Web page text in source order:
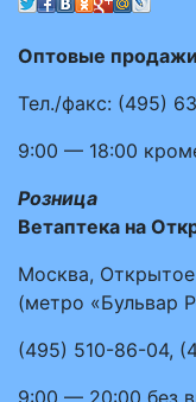
Оптовые продажи
Тел./факс: (495)
9:00 — 18:00
Розница
Ветаптека на
Москва,
(метро «Бульвар
(495) 510-86-04,
9:00 — 20:00 без